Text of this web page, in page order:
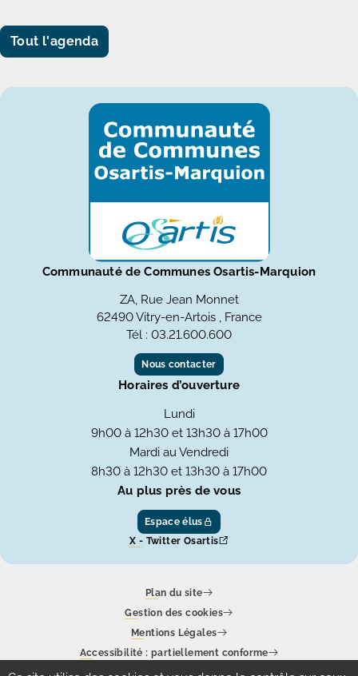
Tout l'agenda
Communauté de Communes Osartis-Marquion
ZA, Rue Jean Monnet
62490 Vitry-en-Artois , France
Tél : 03.21.600.600
Nous contacter
Horaires d’ouverture
Lundi
9h00 à 12h30 et 13h30 à 17h00
Mardi au Vendredi
8h30 à 12h30 et 13h30 à 17h00
Au plus près de vous
Espace élus
X - Twitter Osartis
Plan du site
Gestion des cookies
Mentions Légales
Accessibilité : partiellement conforme